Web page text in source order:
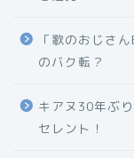
「歌のおじさ
のバク転？
キアヌ30年ぶ
セレント！